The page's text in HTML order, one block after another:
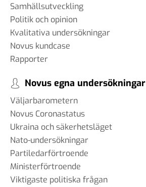
Samhällsutveckling
Politik och opinion
Kvalitativa undersökningar
Novus kundcase
Rapporter
Novus egna undersökningar
Väljarbarometern
Novus Coronastatus
Ukraina och säkerhetsläget
Nato-undersökningar
Partiledarförtroende
Ministerförtroende
Viktigaste politiska frågan